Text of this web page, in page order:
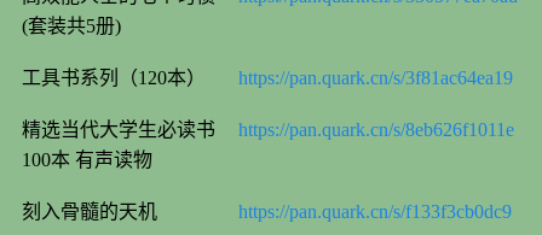
(套装共5册)
工具书系列（120本） https://pan.quark.cn/s/3f81ac64ea19
精选当代大学生必读书
100本 有声读物
https://pan.quark.cn/s/8eb626f1011e
刻入骨髓的天机 https://pan.quark.cn/s/f133f3cb0dc9